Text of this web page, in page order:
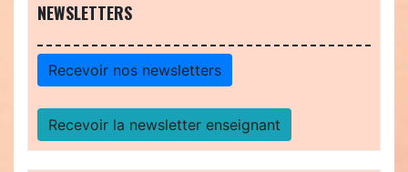
NEWSLETTERS
Recevoir nos newsletters
Recevoir la newsletter enseignant